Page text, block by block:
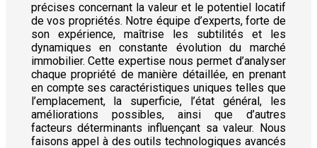
précises concernant la valeur et le potentiel locatif
de vos propriétés. Notre équipe d’experts, forte de
son expérience, maîtrise les subtilités et les
dynamiques en constante évolution du marché
immobilier. Cette expertise nous permet d’analyser
chaque propriété de manière détaillée, en prenant
en compte ses caractéristiques uniques telles que
l’emplacement, la superficie, l’état général, les
améliorations possibles, ainsi que d’autres
facteurs déterminants influençant sa valeur. Nous
faisons appel à des outils technologiques avancés